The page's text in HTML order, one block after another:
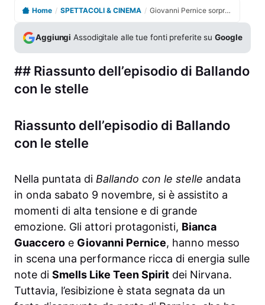
Home / SPETTACOLI & CINEMA / Giovanni Pernice sorprende: bacio a Bianca Guaccero e rifiuto di Ballando con le stelle
Aggiungi Assodigitale alle tue fonti preferite suGoogle
## Riassunto dell’episodio di Ballando
con le stelle
Riassunto dell’episodio di Ballando
con le stelle
Nella puntata di Ballando con le stelle andata
in onda sabato 9 novembre, si è assistito a
momenti di alta tensione e di grande
emozione. Gli attori protagonisti, Bianca
Guaccero e Giovanni Pernice, hanno messo
in scena una performance ricca di energia sulle
note di Smells Like Teen Spirit dei Nirvana.
Tuttavia, l’esibizione è stata segnata da un